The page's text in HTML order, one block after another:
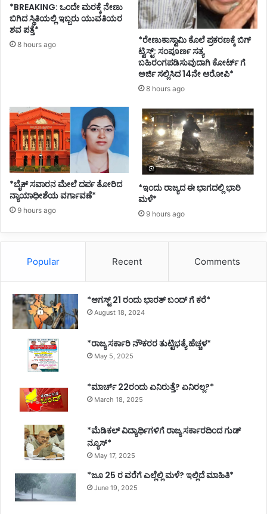
*BREAKING: ಒಂದೇ ಮರಕ್ಕೆ ನೇಣು
ಬಿಗಿದ ಸ್ಥಿತಿಯಲ್ಲಿ ಇಬ್ಬರು ಯುವತಿಯರ
ಶವ ಪತ್ತೆ*
8 hours ago
*ರೇಣುಕಾಸ್ವಾಮಿ ಕೊಲೆ ಪ್ರಕರಣಕ್ಕೆ ಬಿಗ್
ಟ್ವಿಸ್ಟ್: ಸಂಪೂರ್ಣ ಸತ್ಯ
ಬಹಿರಂಗಪಡಿಸುವುದಾಗಿ ಕೋರ್ಟ್ ಗೆ
ಅರ್ಜಿ ಸಲ್ಲಿಸಿದ 14ನೇ ಆರೋಪಿ*
8 hours ago
*ಬೈಕ್ ಸವಾರನ ಮೇಲೆ ದರ್ಪ ತೋರಿದ
ನ್ಯಾಯಾಧೀಶೆಯ ವರ್ಗಾವಣೆ*
9 hours ago
*ಇಂದು ರಾಜ್ಯದ ಈ ಭಾಗದಲ್ಲಿ ಭಾರಿ
ಮಳೆ*
9 hours ago
Popular Recent Comments
*ಆಗಸ್ಟ್ 21 ರಂದು ಭಾರತ್‌ ಬಂದ್‌ ಗೆ ಕರೆ*
August 18, 2024
*ರಾಜ್ಯ ಸರ್ಕಾರಿ ನೌಕರರ ತುಟ್ಟಿಭತ್ಯೆ ಹೆಚ್ಚಳ*
May 5, 2025
*ಮಾರ್ಚ್ 22ರಂದು ಏನಿರುತ್ತೆ? ಏನಿರಲ್ಲ?*
March 18, 2025
*ಮೆಡಿಕಲ್ ವಿದ್ಯಾರ್ಥಿಗಳಿಗೆ ರಾಜ್ಯ ಸರ್ಕಾರದಿಂದ ಗುಡ್
ನ್ಯೂಸ್*
May 17, 2025
*ಜೂ 25 ರ ವರೆಗೆ ಎಲ್ಲೆಲ್ಲಿ ಮಳೆ? ಇಲ್ಲಿದೆ ಮಾಹಿತಿ*
June 19, 2025